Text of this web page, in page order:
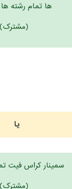
ها تمام رشته ها
(مشترک)
یا
سمینار کراس فیت
(مشترک)